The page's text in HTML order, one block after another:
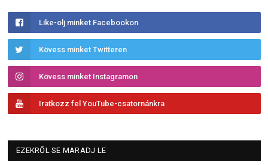
Like-olj minket Facebookon
Kövess minket Twitteren
Kövess minket Instagramon
Iratkozz fel YouTube-csatornánkra
EZEKRŐL SE MARADJ LE